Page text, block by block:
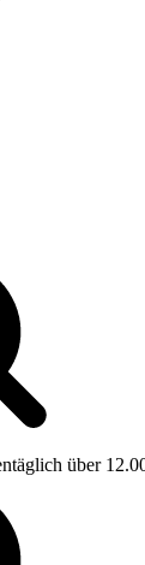
über